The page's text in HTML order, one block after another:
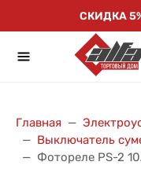
СКИДКА
Главная
Выключатель
Фотореле PS-2